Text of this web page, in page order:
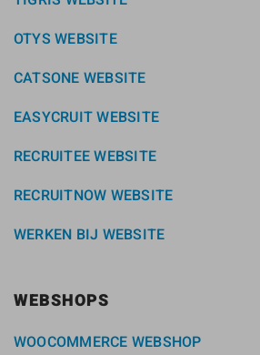
OTYS WEBSITE
CATSONE WEBSITE
EASYCRUIT WEBSITE
RECRUITEE WEBSITE
RECRUITNOW WEBSITE
WERKEN BIJ WEBSITE
WEBSHOPS
WOOCOMMERCE WEBSHOP